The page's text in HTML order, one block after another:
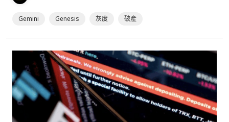
Gemini Genesis 灰度 破產